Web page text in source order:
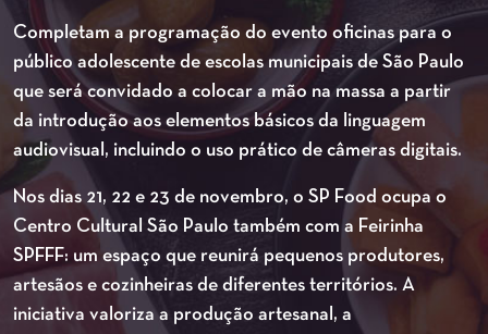
Completam a programação do evento oficinas para o
público adolescente de escolas municipais de São Paulo
que será convidado a colocar a mão na massa a partir
da introdução aos elementos básicos da linguagem
audiovisual, incluindo o uso prático de câmeras digitais.
Nos dias 21, 22 e 23 de novembro, o SP Food ocupa o
Centro Cultural São Paulo também com a Feirinha
SPFFF: um espaço que reunirá pequenos produtores,
artesãos e cozinheiras de diferentes territórios. A
iniciativa valoriza a produção artesanal, a